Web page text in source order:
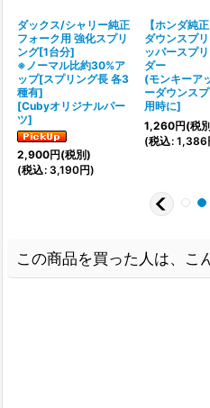
ダックス/シャリー純正
フォーク用 強化スプリ
ング[1台分]
※ノーマル比約30%ア
ップ[スプリング長 各3
種有]
[Cubyオリジナルパー
ツ]
2,900円(税別)
(税込: 3,190円)
【ホンダ純正
ダウンスプ
ッパースプ
ダー
(モンキーア
ーダウンス
用時に]
1,260円(税
(税込: 1,386
この商品を買った人は、こ